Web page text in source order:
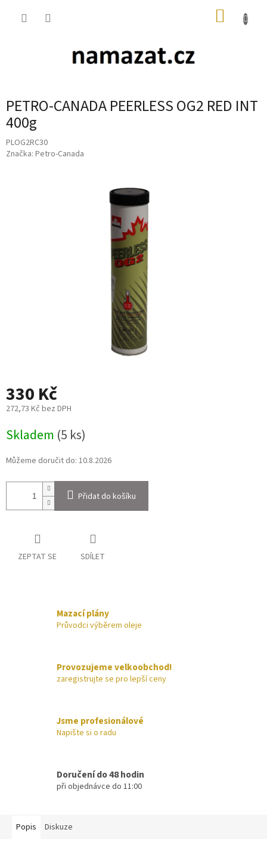
PETRO-CANADA PEERLESS OG2 RED INT
400g
PLOG2RC30
Značka: Petro-Canada
330 Kč
272,73 Kč bez DPH
cena:
Skladem (5 ks)
Můžeme doručit do: 10.8.2026
Přidat do košíku
ZEPTAT SE SDÍLET
Mazací plány
Průvodci výběrem oleje
Provozujeme velkoobchod!
zaregistrujte se pro lepší ceny
Jsme profesionálové
Napište si o radu
Doručení do 48 hodin
při objednávce do 11:00
Popis Diskuze